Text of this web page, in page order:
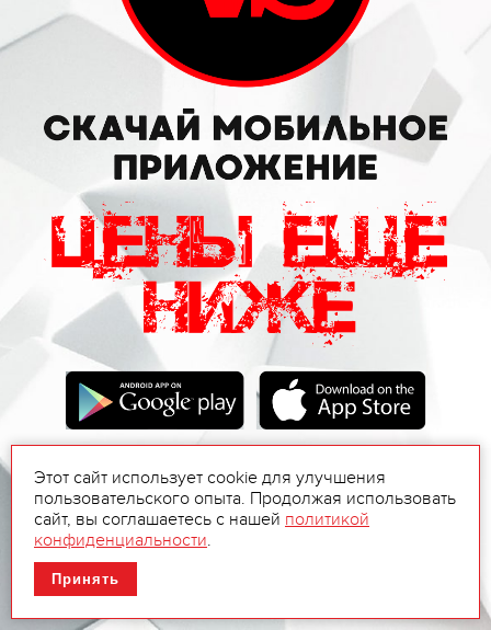
Этот сайт использует cookie для улучшения
пользовательского опыта. Продолжая использовать
сайт, вы соглашаетесь с нашей политикой
конфиденциальности.
Принять